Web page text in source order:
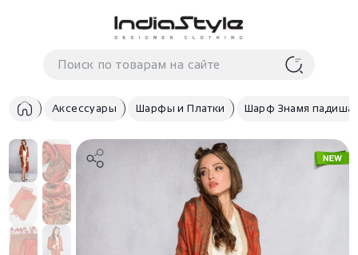
Корзина
В корзиненеттоваров
Корзина покупок пуста..
Аксессуары Шарфы и Платки Шарф Знамя